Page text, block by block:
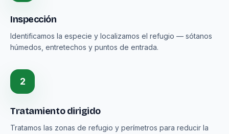
Inspección
Identificamos la especie y localizamos el refugio — sótanos
húmedos, entretechos y puntos de entrada.
2
Tratamiento dirigido
Tratamos las zonas de refugio y perímetros para reducir la